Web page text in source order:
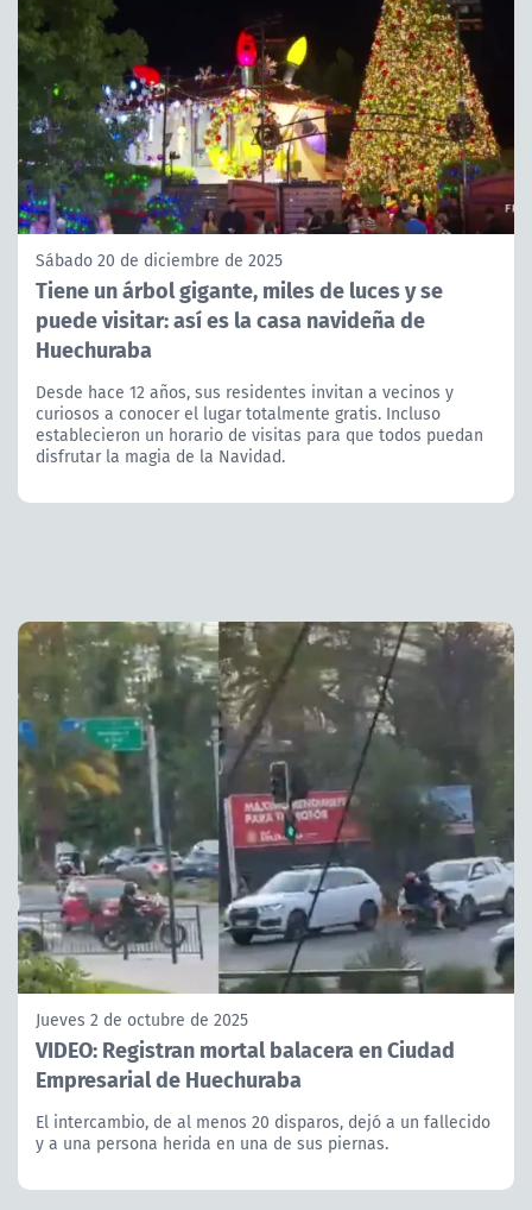
Sábado 20 de diciembre de 2025
Tiene un árbol gigante, miles de luces y se
puede visitar: así es la casa navideña de
Huechuraba
Desde hace 12 años, sus residentes invitan a vecinos y
curiosos a conocer el lugar totalmente gratis. Incluso
establecieron un horario de visitas para que todos puedan
disfrutar la magia de la Navidad.
Jueves 2 de octubre de 2025
VIDEO: Registran mortal balacera en Ciudad
Empresarial de Huechuraba
El intercambio, de al menos 20 disparos, dejó a un fallecido
y a una persona herida en una de sus piernas.